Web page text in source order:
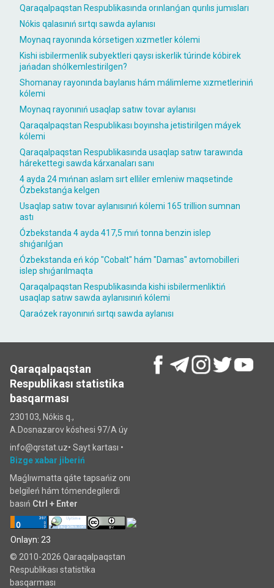
Qaraqalpaqstan Respublikasında orınlanǵan qurılıs jumısları
Nókis qalasınıń sırtqı sawda aylanısı
Moynaq rayonında kórsetigen xızmetler kólemi
Kishi isbilermenlik subyektleri qaysı iskerlik túrinde kóbirek
jańadan shólkemlestirilgen?
Shomanay rayonında baylanıs hám málimleme xızmetleriniń
kólemi
Moynaq rayonınıń usaqlap satıw tovar aylanısı
Qaraqalpaqstan Respublikası boyınsha jetistirilgen máyek
kólemi
Qaraqalpaqstan Respublikasında usaqlap satıw tarawında
hárekettegi sawda kárxanaları sanı
4 ayda 24 mıńnan aslam sırt elliler emleniw maqsetinde
Ózbekstanǵa kelgen
Usaqlap satıw tovar aylanısınıń kólemi 165 trillion sumnan
astı
Ózbekstanda 4 ayda 417,5 mıń tonna benzin islep
shıǵarılǵan
Ózbekstanda eń kóp "Cobalt" hám "Damas" avtomobilleri
islep shıǵarılmaqta
Qaraqalpaqstan Respublikasında kishi isbilermenliktiń
usaqlap satıw sawda aylanısınıń kólemi
Qaraózek rayonınıń sırtqı sawda aylanısı
Qaraqalpaqstan
Respublikası statistika
basqarması
230103, Nókis q.,
A.Dosnazarov kóshesi 97/A úy
info@qrstat.uz• Sayt kartası •
Bizge xabar jiberiń
Maǵlıwmatta qáte tapsańiz onı
belgileń hám tómendegilerdi
basıń Ctrl + Enter
Onlayn: 23
© 2010-2026 Qaraqalpaqstan
Respublikası statistika
basqarması